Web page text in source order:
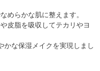
めらかな肌に整えます。
皮脂を吸収してテカリやヨ
かな保湿メイクを実現しまし